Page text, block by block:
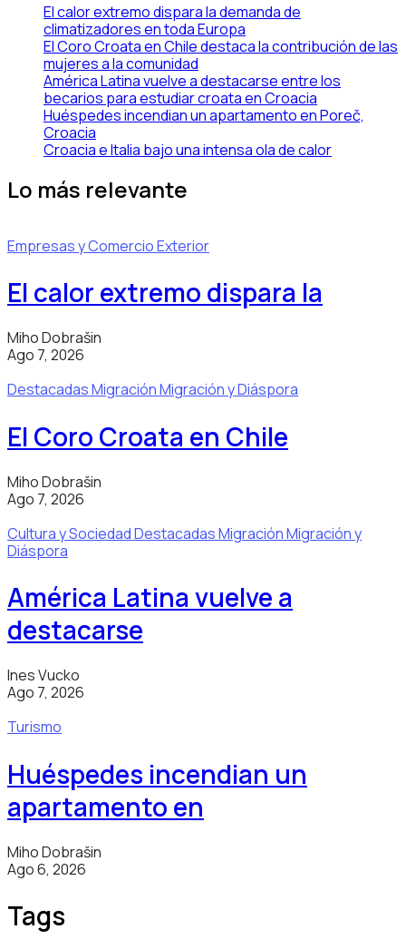
El calor extremo dispara la demanda de
climatizadores en toda Europa
El Coro Croata en Chile destaca la contribución de las
mujeres a la comunidad
América Latina vuelve a destacarse entre los
becarios para estudiar croata en Croacia
Huéspedes incendian un apartamento en Poreč,
Croacia
Croacia e Italia bajo una intensa ola de calor
Lo más relevante
Empresas y Comercio Exterior
El calor extremo dispara la
Miho Dobrašin
Ago 7, 2026
DestacadasMigraciónMigración y Diáspora
El Coro Croata en Chile
Miho Dobrašin
Ago 7, 2026
Cultura y SociedadDestacadasMigraciónMigración y
Diáspora
América Latina vuelve a
destacarse
Ines Vucko
Ago 7, 2026
Turismo
Huéspedes incendian un
apartamento en
Miho Dobrašin
Ago 6, 2026
Tags